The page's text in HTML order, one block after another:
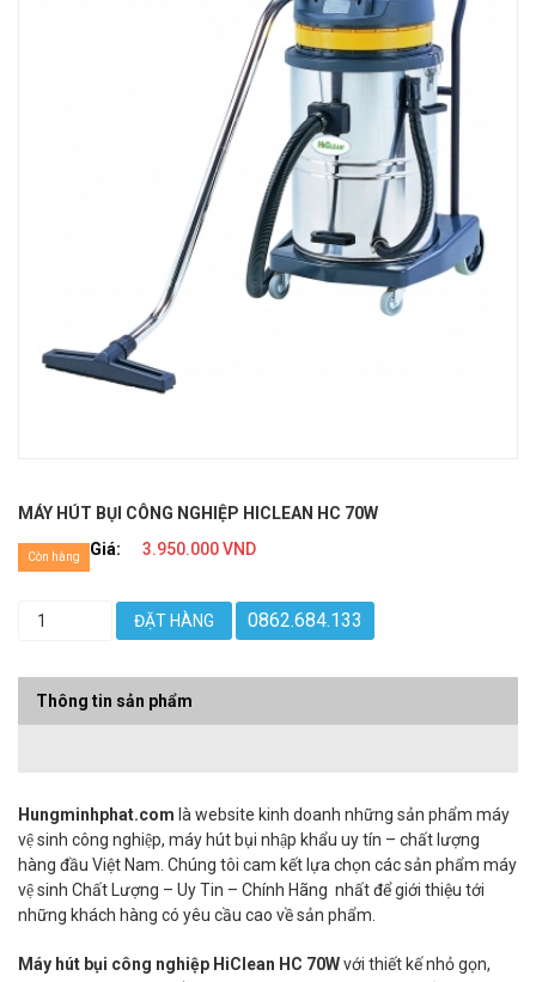
MÁY HÚT BỤI CÔNG NGHIỆP HICLEAN HC 70W
Giá:
3.950.000 VND
Còn hàng
ĐẶT HÀNG 0862.684.133
Thông tin sản phẩm
Hungminhphat.com là website kinh doanh những sản phẩm máy
vệ sinh công nghiệp, máy hút bụi nhập khẩu uy tín – chất lượng
hàng đầu Việt Nam. Chúng tôi cam kết lựa chọn các sản phẩm máy
vệ sinh Chất Lượng – Uy Tin – Chính Hãng nhất để giới thiệu tới
những khách hàng có yêu cầu cao về sản phẩm.
Máy hút bụi công nghiệp HiClean HC 70Wvới thiết kế nhỏ gọn,